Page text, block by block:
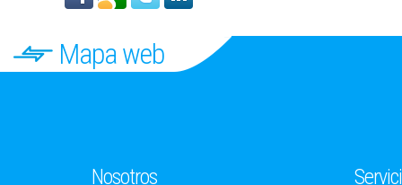
Mapa web
Nosotros